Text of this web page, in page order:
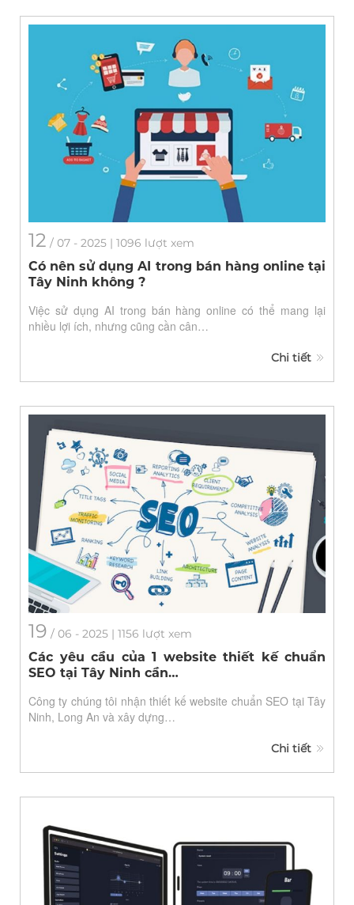
12 / 07 - 2025 | 1096 lượt xem
Có nên sử dụng AI trong bán hàng online tại
Tây Ninh không ?
Việc sử dụng AI trong bán hàng online có thể mang lại
nhiều lợi ích, nhưng cũng cần cân…
Chi tiết
19 / 06 - 2025 | 1156 lượt xem
Các yêu cầu của 1 website thiết kế chuẩn
SEO tại Tây Ninh cần…
Công ty chúng tôi nhận thiết kế website chuẩn SEO tại Tây
Ninh, Long An và xây dựng…
Chi tiết